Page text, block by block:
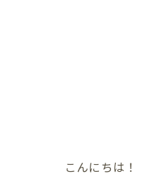
こんにちは！